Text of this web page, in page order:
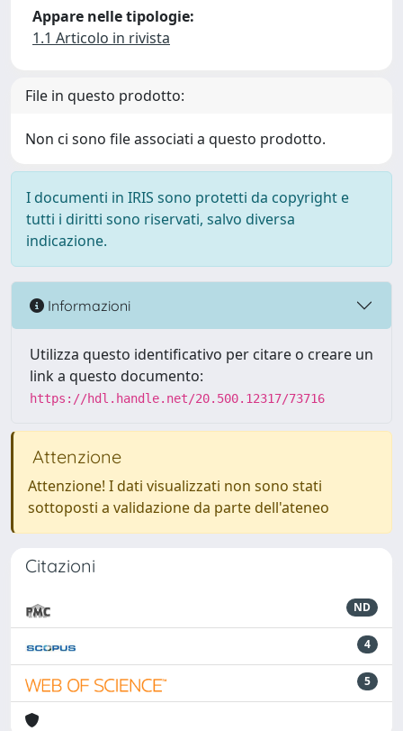
Appare nelle tipologie:
1.1 Articolo in rivista
File in questo prodotto:
Non ci sono file associati a questo prodotto.
I documenti in IRIS sono protetti da copyright e
tutti i diritti sono riservati, salvo diversa
indicazione.
Informazioni
Utilizza questo identificativo per citare o creare un
link a questo documento:
https://hdl.handle.net/20.500.12317/73716
Attenzione
Attenzione! I dati visualizzati non sono stati
sottoposti a validazione da parte dell'ateneo
Citazioni
ND
4
5